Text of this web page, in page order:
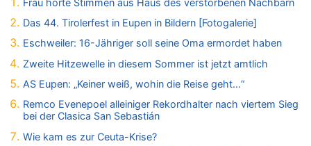
Wie kam es zur Ceuta-Krise?
08.08.2026 - 09:27 von Ermitler zu
Eschweiler: 16-Jähriger soll seine Oma ermordet haben
08.08.2026 - 09:24 von Ermitler zu
Mehrere Menschen in Londons City niedergestochen
08.08.2026 - 09:20 von Ermitler zu
Das 44. Tirolerfest in Eupen in Bildern [Fotogalerie]
Eschweiler: 16-Jähriger soll seine Oma ermordet haben
Zweite Hitzewelle in diesem Sommer ist jetzt amtlich
AS Eupen: „Keiner weiß, wohin die Reise geht…“
Remco Evenepoel alleiniger Rekordhalter nach viertem Sieg
bei der Clasica San Sebastián
Wie kam es zur Ceuta-Krise?